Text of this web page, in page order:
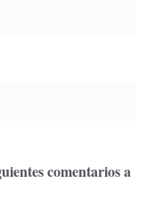
comentarios a